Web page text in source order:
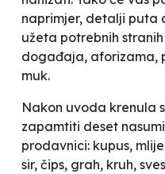
naprimjer, detalji puta
užeta potrebnih
događaja, aforizama,
muk.
Nakon uvoda krenula
zapamtiti deset
prodavnici: kupus,
sir, čips, grah, kruh,